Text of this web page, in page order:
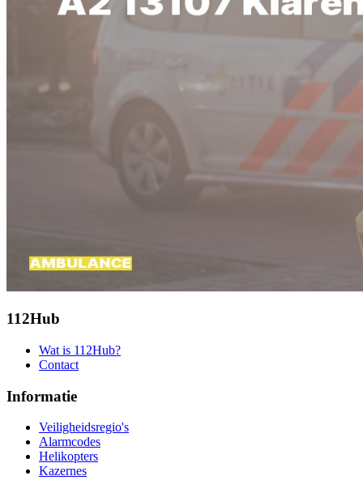
112Hub
Wat is 112Hub?
Contact
Informatie
Veiligheidsregio's
Alarmcodes
Helikopters
Kazernes